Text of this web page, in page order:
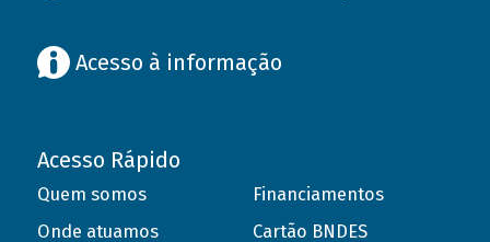
Acesso à informação
Acesso Rápido
Quem somos
Onde atuamos
Financiamentos
Cartão BNDES